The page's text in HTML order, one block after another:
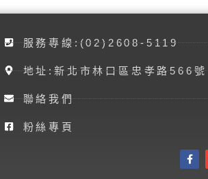
服務專線:(02)2608-5119
地址:新北市林口區忠孝路566號
聯絡我們
粉絲專頁